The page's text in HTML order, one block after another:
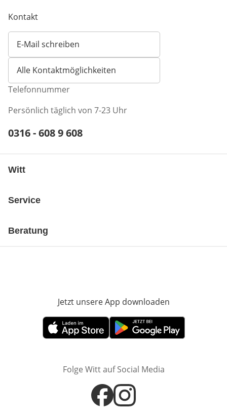
Kontakt
E-Mail schreiben
Öffnet E-Mail-Client
Alle Kontaktmöglichkeiten
Telefonnummer
Persönlich täglich von 7-23 Uhr
Telefonnummer:
0316 - 608 9 608
Witt
Service
Beratung
Jetzt unsere App downloaden
Öffnet in neuem FensterÖffnet in neuem Fenster
Folge Witt auf Social Media
Öffnet in neuem Fenster
Öffnet in neuem Fenster